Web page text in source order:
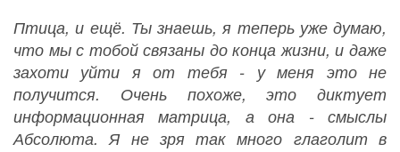
Птица, и ещё. Ты знаешь, я теперь уже думаю,
что мы с тобой связаны до конца жизни, и даже
захоти уйти я от тебя - у меня это не
получится. Очень похоже, это диктует
информационная матрица, а она - смыслы
Абсолюта. Я не зря так много глаголит в